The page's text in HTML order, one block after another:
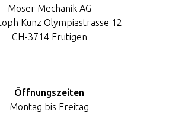
Moser Mechanik AG
Kunz Olympiastrasse 12
CH-3714 Frutigen
Öffnungszeiten
Montag bis Freitag